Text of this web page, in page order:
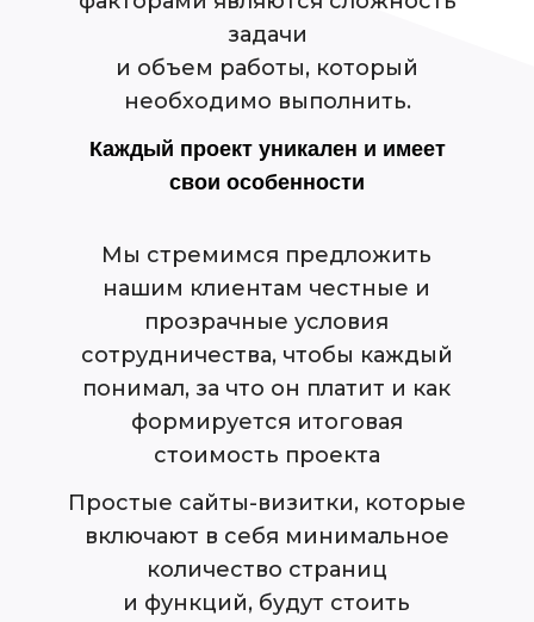
задачи
и объем работы, который
необходимо выполнить.
Мы стремимся предложить
нашим клиентам честные и
прозрачные условия
сотрудничества, чтобы каждый
понимал, за что он платит и как
формируется итоговая
стоимость проекта
Простые сайты-визитки, которые
включают в себя минимальное
количество страниц
и функций, будут стоить
Каждый проект уникален и имеет
свои особенности
ХОТИТЕ САЙТ?
Оставьте заявку
Мы Вас проконсультируем по всем этапам
разработки Вашего проекта
Обсудить проект
Или напишите нам удобным